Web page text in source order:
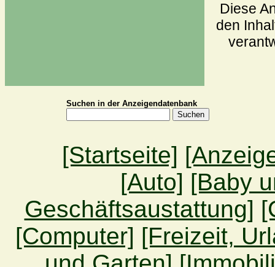
Diese
den
Suchen in der Anzeigendatenbank
[Startseite]
[Auto] [Baby
Geschäftsaustattung]
[Computer] [Freizeit,